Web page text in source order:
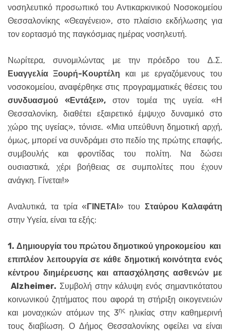
νοσηλευτικό προσωπικό του Αντικαρκινικού Νοσοκομείου
Θεσσαλονίκης «Θεαγένειο», στο πλαίσιο εκδήλωσης για
τον εορτασμό της παγκόσμιας ημέρας νοσηλευτή.
Νωρίτερα, συνομιλώντας με την πρόεδρο του Δ.Σ.
Ευαγγελία Ξουρή-Κουρτέλη και με εργαζόμενους του
νοσοκομείου, αναφέρθηκε στις προγραμματικές θέσεις του
συνδυασμού «Εντάξει», στον τομέα της υγεία. «Η
Θεσσαλονίκη, διαθέτει εξαιρετικό έμψυχο δυναμικό στο
χώρο της υγείας», τόνισε. «Μια υπεύθυνη δημοτική αρχή,
όμως, μπορεί να συνδράμει στο πεδίο της πρώτης επαφής,
συμβουλής και φροντίδας του πολίτη. Να δώσει
ουσιαστικά, χέρι βοήθειας σε συμπολίτες που έχουν
ανάγκη. Γίνεται!»
Αναλυτικά, τα τρία « ΓΙΝΕΤΑΙ » του Σταύρου Καλαφάτη
στην Υγεία, είναι τα εξής:
1. Δημιουργία του πρώτου δημοτικού γηροκομείου και
επιπλέον λειτουργία σε κάθε δημοτική κοινότητα ενός
κέντρου διημέρευσης και απασχόλησης ασθενών με
Alzheimer. Συμβολή στην κάλυψη ενός σημαντικότατου
κοινωνικού ζητήματος που αφορά τη στήριξη οικογενειών
και μοναχικών ατόμων της 3ης
ηλικίας στην καθημερινή
τους διαβίωση. Ο Δήμος Θεσσαλονίκης οφείλει να είναι